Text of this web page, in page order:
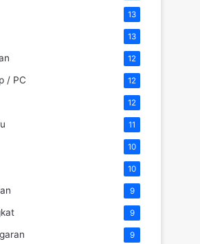
13
13
12
/ PC 12
12
11
10
10
9
9
9